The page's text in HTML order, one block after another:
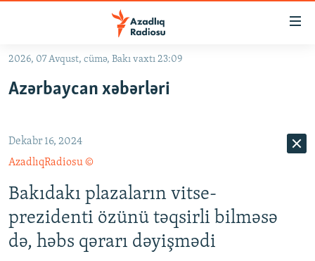
Əsas
qayıt
qayıt
Axtarışa
QANUNI DOĞRU
ARAŞDIRMA
MULTIMEDIA
2026, 07 Avqust, cümə, Bakı vaxtı 23:09
Azərbaycan xəbərləri
Dekabr 16, 2024
AzadlıqRadiosu ©
Bakıdakı plazaların vitse-
prezidenti özünü təqsirli bilməsə
də, həbs qərarı dəyişmədi